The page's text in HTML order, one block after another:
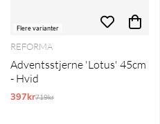
Flere varianter
REFORMA
Adventsstjerne 'Lotus' 45cm
- Hvid
397krNormalpris:
719kr